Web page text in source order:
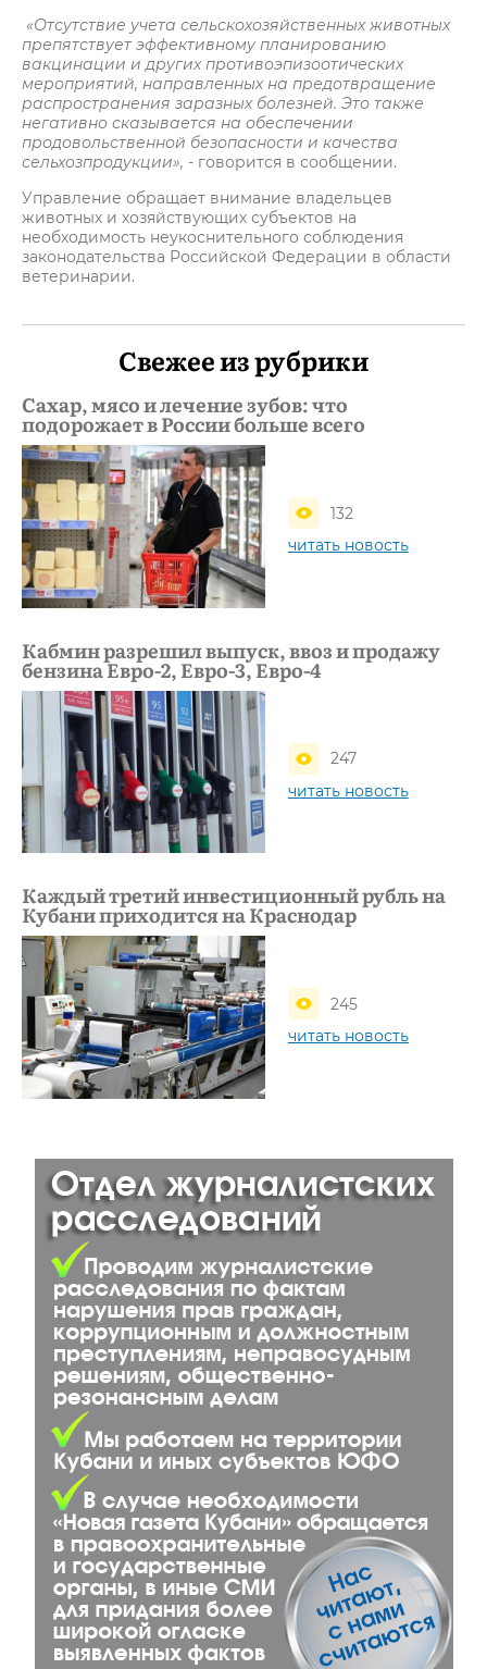
«Отсутствие учета сельскохозяйственных животных
препятствует эффективному планированию
вакцинации и других противоэпизоотических
мероприятий, направленных на предотвращение
распространения заразных болезней. Это также
негативно сказывается на обеспечении
продовольственной безопасности и качества
сельхозпродукции», - говорится в сообщении.
Управление обращает внимание владельцев
животных и хозяйствующих субъектов на
необходимость неукоснительного соблюдения
законодательства Российской Федерации в области
ветеринарии.
Свежее из рубрики
Сахар, мясо и лечение зубов: что
подорожает в России больше всего
132
читать новость
Кабмин разрешил выпуск, ввоз и продажу
бензина Евро-2, Евро-3, Евро-4
247
читать новость
Каждый третий инвестиционный рубль на
Кубани приходится на Краснодар
245
читать новость